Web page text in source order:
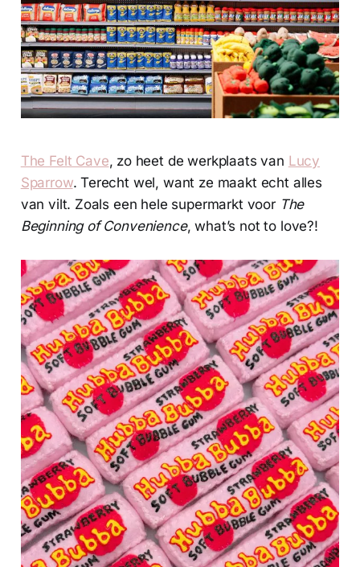
The Felt Cave, zo heet de werkplaats van Lucy
Sparrow. Terecht wel, want ze maakt echt alles
van vilt. Zoals een hele supermarkt voorThe
Beginning of Convenience, what’s not to love?!